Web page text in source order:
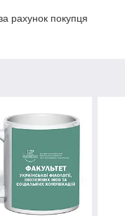
рахунок покупця